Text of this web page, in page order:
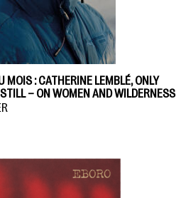
MOIS : CATHERINE LEMBLÉ, ONLY
STILL – ON WOMEN AND WILDERNESS